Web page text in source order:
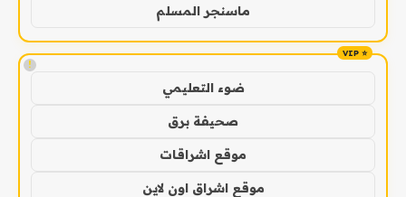
ماسنجر المسلم
!
ضوء التعليمي
صحيفة برق
موقع اشراقات
موقع اشراق اون لاين